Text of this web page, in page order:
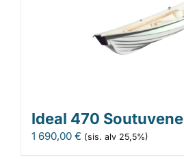
Ideal 470 Soutuvene
1 690,00 € (sis. alv 25,5%)